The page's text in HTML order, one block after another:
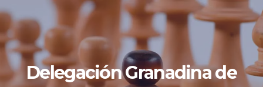
Saltar
contenido
Delegación Granadina de